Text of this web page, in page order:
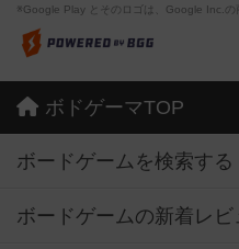
※Google Play とそのロゴは、Google Inc.の
ボドゲーマTOP
ボードゲームを検索する
ボードゲームの新着レビ